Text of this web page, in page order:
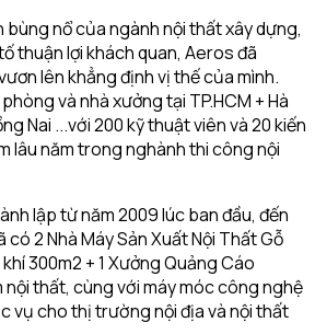
bùng nổ của ngành nội thất xây dựng,
thuận lợi khách quan, Aeros đã
lên khẳng định vị thế của mình.
và nhà xưởng tại TP.HCM + Hà
Nai ...với 200 kỹ thuật viên và 20 kiến
lâu năm trong nghành thi công nội
lập từ năm 2009 lúc ban đầu, đến
2 Nhà Máy Sản Xuất Nội Thất Gỗ
300m2 + 1 Xưởng Quảng Cáo
nội thất, cùng với máy móc công nghệ
vụ cho thị trường nội địa và nội thất